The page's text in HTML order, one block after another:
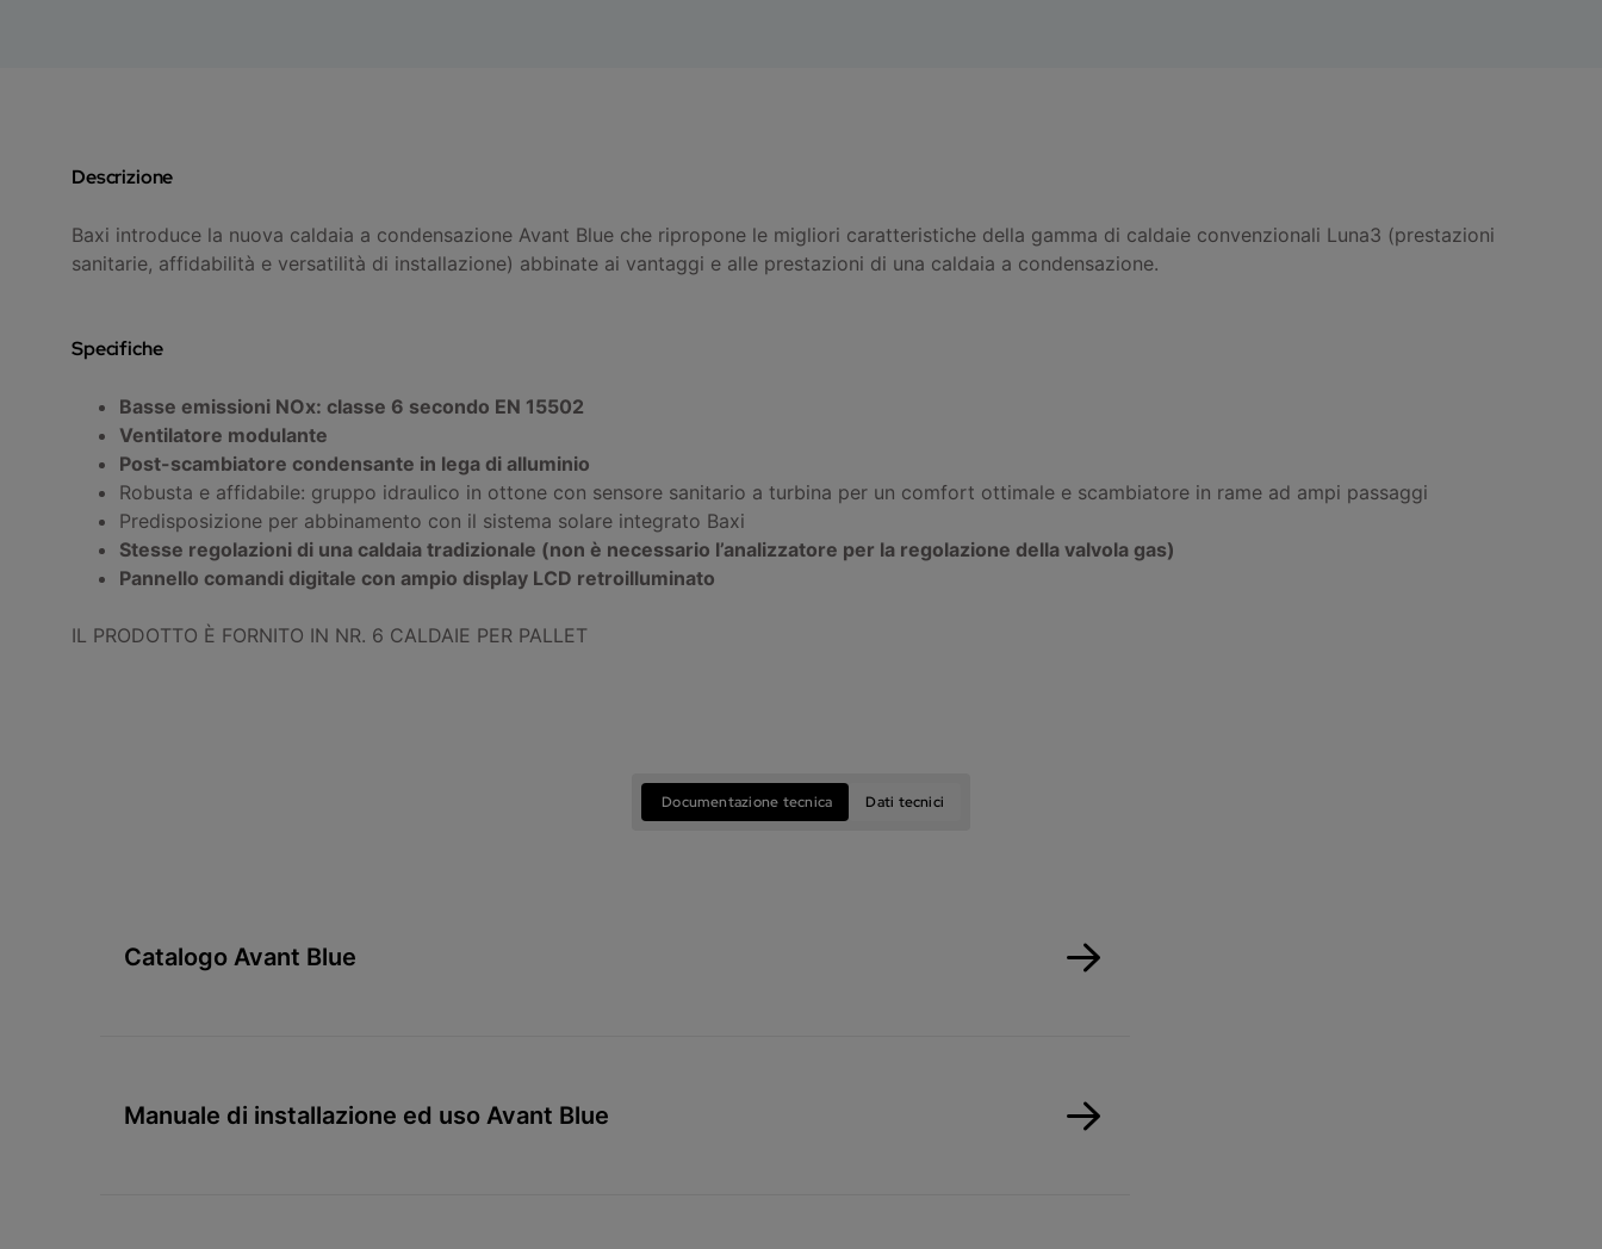
Descrizione
Baxi introduce la nuova caldaia a condensazione Avant Blue che ripropone le migliori caratteristiche della gamma di caldaie convenzionali Luna3 (prestazioni
sanitarie, affidabilità e versatilità di installazione) abbinate ai vantaggi e alle prestazioni di una caldaia a condensazione.
Specifiche
Basse emissioni NOx: classe 6 secondo EN 15502
Ventilatore modulante
Post-scambiatore condensante in lega di alluminio
Robusta e affidabile: gruppo idraulico in ottone con sensore sanitario a turbina per un comfort ottimale e scambiatore in rame ad ampi passaggi
Predisposizione per abbinamento con il sistema solare integrato Baxi
Stesse regolazioni di una caldaia tradizionale (non è necessario l’analizzatore per la regolazione della valvola gas)
Pannello comandi digitale con ampio display LCD retroilluminato
IL PRODOTTO È FORNITO IN NR. 6 CALDAIE PER PALLET
Documentazione tecnica Dati tecnici
Catalogo Avant Blue
Manuale di installazione ed uso Avant Blue